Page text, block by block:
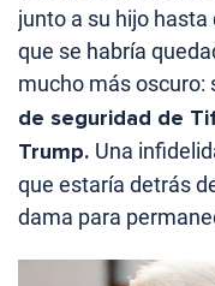
junto a su hijo hasta
que se habría
mucho más oscuro:
de seguridad de
Trump. Una
que estaría detrás
dama para